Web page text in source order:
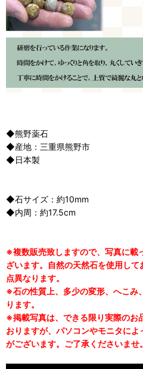
◆熊野薬石
◆産地：三重県熊野市
◆日本製
◆石サイズ：約10mm
◆内周：約17.5cm
※複数販売致しますので、写真に載
ざいます。自然の天然石を使用し
点異なります。
※石の性質上、多少の変形、へこみ
ります。
※掲載写真は、できる限り実際のお
おりますが、パソコンやモニタに
がございます。ご了承くださいませ。